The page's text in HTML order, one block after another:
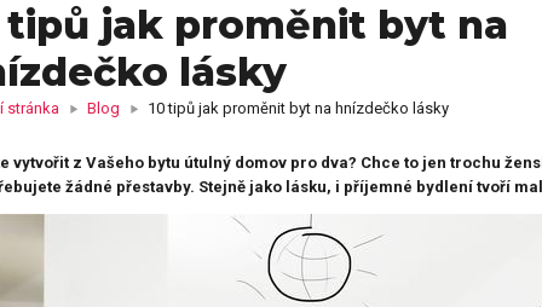
na plátně z Vašich
KLASIK vícedílný
Fotoobraz PREMIUM
vícedílný
AKRYL
Fotodekorace na hliníkové
desce
ONLINE
EDITOR
Dětské body s potiskem
s fotkami
Hrací karty s vlastním
potiskem
s vlastním potiskem,
Fotomagnetky s vlastní
fotografií
tipů jak proměnit byt na
lásky
stránka Blog 10 tipů jak proměnit byt na hnízdečko lásky
vytvořit z Vašeho bytu útulný domov pro dva? Chce to jen trochu
žádné přestavby. Stejně jako lásku, i příjemné bydlení tvoří